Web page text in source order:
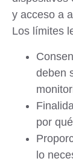
y acceso a
Los límites
deben
por
lo